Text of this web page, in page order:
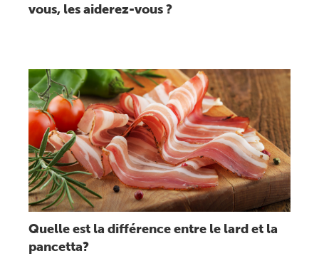
vous, les aiderez-vous ?
Lire message
Quelle est la différence entre le lard et la
pancetta?